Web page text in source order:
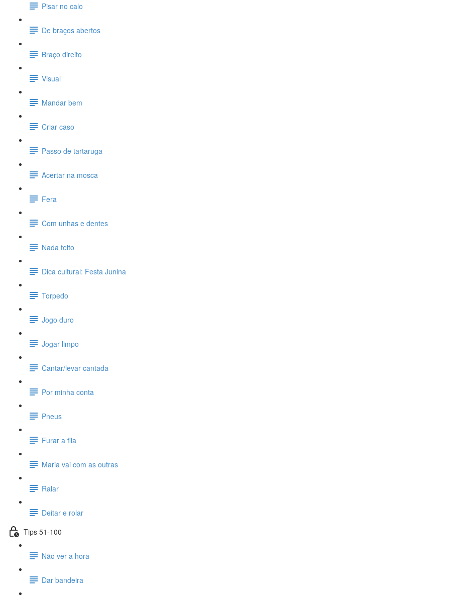
Pisar no calo
De braços abertos
Braço direito
Visual
Mandar bem
Criar caso
Passo de tartaruga
Acertar na mosca
Fera
Com unhas e dentes
Nada feito
Dica cultural: Festa Junina
Torpedo
Jogo duro
Jogar limpo
Cantar/levar cantada
Por minha conta
Pneus
Furar a fila
Maria vai com as outras
Ralar
Deitar e rolar
Tips 51-100
Não ver a hora
Dar bandeira